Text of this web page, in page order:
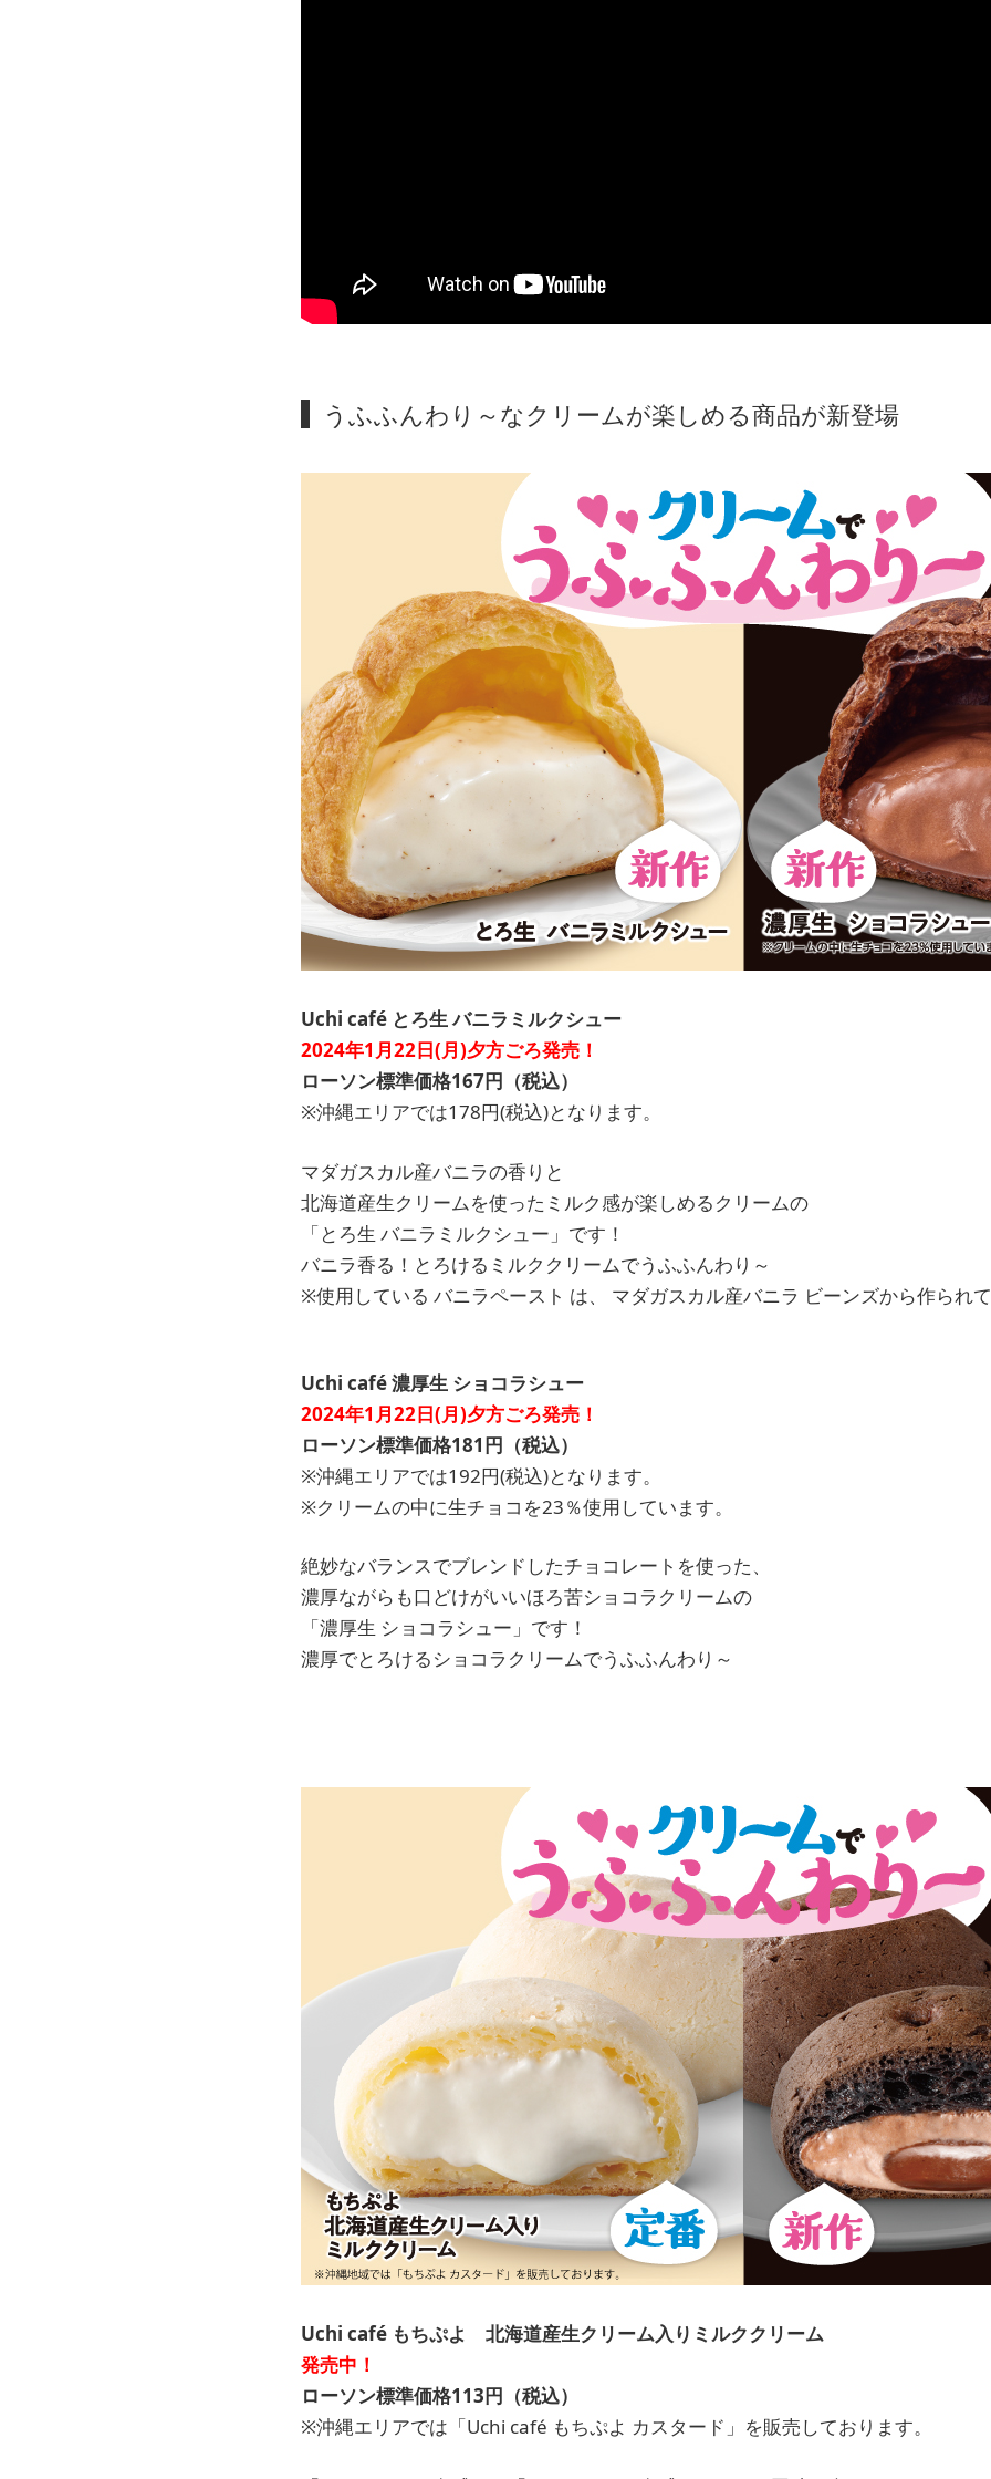
うふふんわり～なクリームが楽しめる商品が新登場
Uchi café とろ生 バニラミルクシュー
2024年1月22日(月)夕方ごろ発売！
ローソン標準価格167円（税込）
※沖縄エリアでは178円(税込)となります。
マダガスカル産バニラの香りと
北海道産生クリームを使ったミルク感が楽しめるクリームの
「とろ生 バニラミルクシュー」です！
バニラ香る！とろけるミルククリームでうふふんわり～
※使用している バニラペースト は、 マダガスカル産バニラ ビーンズから作られて
Uchi café 濃厚生 ショコラシュー
2024年1月22日(月)夕方ごろ発売！
ローソン標準価格181円（税込）
※沖縄エリアでは192円(税込)となります。
※クリームの中に生チョコを23％使用しています。
絶妙なバランスでブレンドしたチョコレートを使った、
濃厚ながらも口どけがいいほろ苦ショコラクリームの
「濃厚生 ショコラシュー」です！
濃厚でとろけるショコラクリームでうふふんわり～
Uchi café もちぷよ 北海道産生クリーム入りミルククリーム
発売中！
ローソン標準価格113円（税込）
※沖縄エリアでは「Uchi café もちぷよ カスタード」を販売しております。